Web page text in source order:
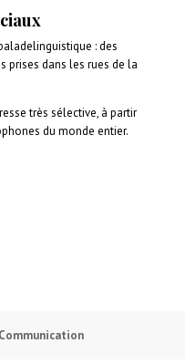
: des
prises dans les rues de la
très sélective, à partir
du monde entier.